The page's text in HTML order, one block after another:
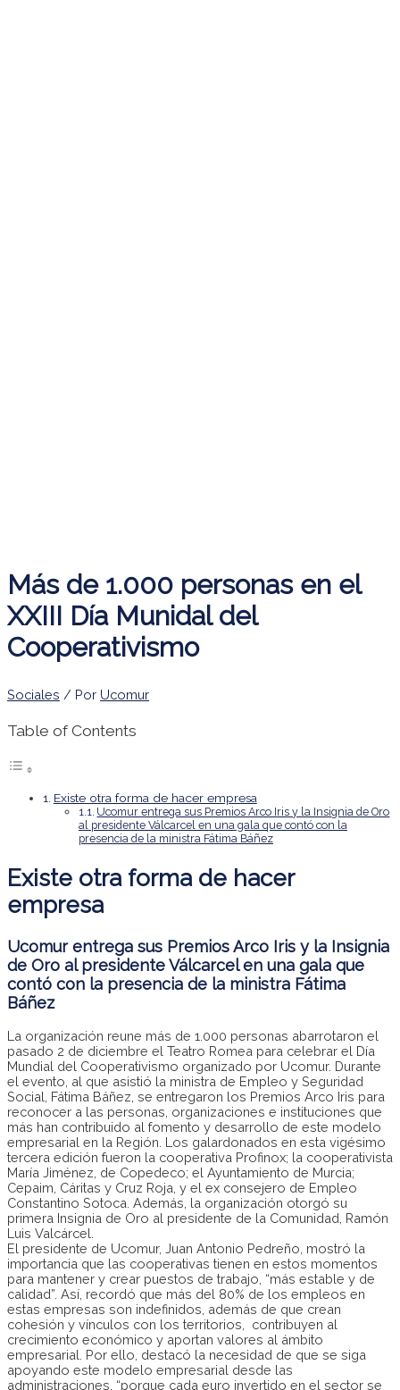
Más de 1.000 personas en el
XXIII Día Munidal del
Cooperativismo
Sociales / Por Ucomur
Table of Contents
Existe otra forma de hacer empresa
Ucomur entrega sus Premios Arco Iris y la Insignia de Oro
al presidente Válcarcel en una gala que contó con la
presencia de la ministra Fátima Báñez
Existe otra forma de hacer
empresa
Ucomur entrega sus Premios Arco Iris y la Insignia
de Oro al presidente Válcarcel en una gala que
contó con la presencia de la ministra Fátima
Báñez
La organización reune más de 1.000 personas abarrotaron el
pasado 2 de diciembre el Teatro Romea para celebrar el Día
Mundial del Cooperativismo organizado por Ucomur. Durante
el evento, al que asistió la ministra de Empleo y Seguridad
Social, Fátima Báñez, se entregaron los Premios Arco Iris para
reconocer a las personas, organizaciones e instituciones que
más han contribuido al fomento y desarrollo de este modelo
empresarial en la Región. Los galardonados en esta vigésimo
tercera edición fueron la cooperativa Profinox; la cooperativista
María Jiménez, de Copedeco; el Ayuntamiento de Murcia;
Cepaim, Cáritas y Cruz Roja, y el ex consejero de Empleo
Constantino Sotoca. Además, la organización otorgó su
primera Insignia de Oro al presidente de la Comunidad, Ramón
Luis Valcárcel.
El presidente de Ucomur, Juan Antonio Pedreño, mostró la
importancia que las cooperativas tienen en estos momentos
para mantener y crear puestos de trabajo, “más estable y de
calidad”. Así, recordó que más del 80% de los empleos en
estas empresas son indefinidos, además de que crean
cohesión y vínculos con los territorios, contribuyen al
crecimiento económico y aportan valores al ámbito
empresarial. Por ello, destacó la necesidad de que se siga
apoyando este modelo empresarial desde las
administraciones, “porque cada euro invertido en el sector se